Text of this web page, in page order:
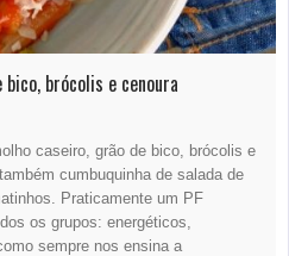
brócolis e cenoura
caseiro, grão de bico, brócolis e
cumbuquinha de salada de
Praticamente um PF
os grupos: energéticos,
sempre nos ensina a